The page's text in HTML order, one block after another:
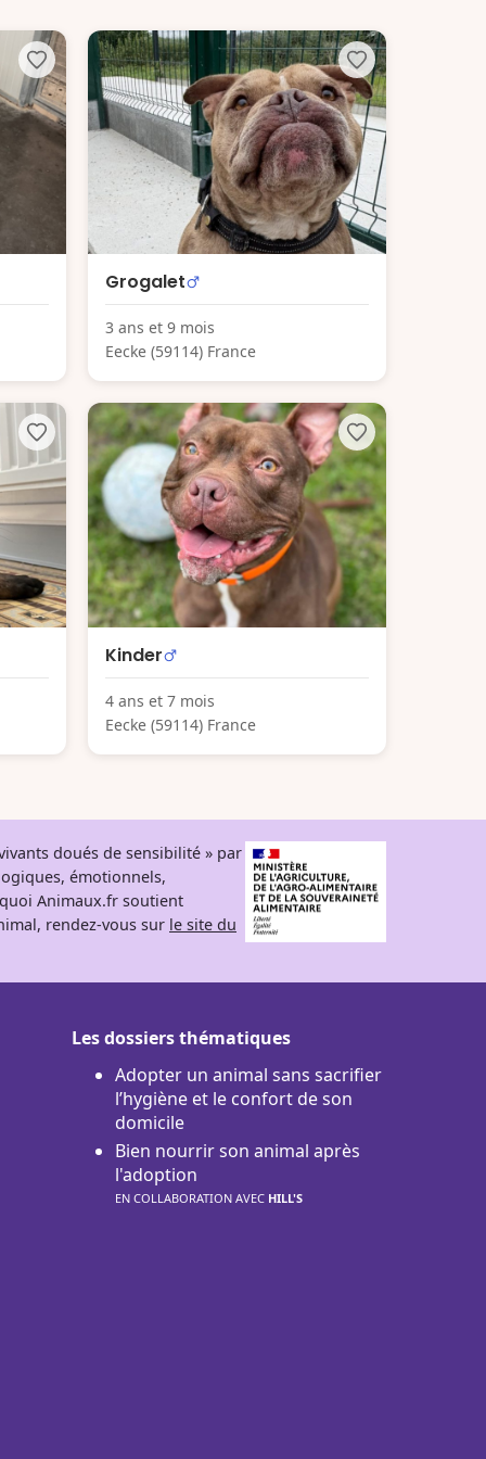
Grogalet
3 ans et 9 mois
Eecke (59114) France
Kinder
4 ans et 7 mois
Eecke (59114) France
doués de sensibilité » par
émotionnels,
Animaux.fr soutient
rendez-vous sur le site du
Les dossiers thématiques
Adopter un animal sans sacrifier
l’hygiène et le confort de son
domicile
Bien nourrir son animal après
l'adoption
EN COLLABORATION AVEC HILL'S